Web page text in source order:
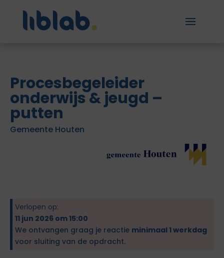
Procesbegeleider
onderwijs & jeugd –
putten
Gemeente Houten
Verlopen op:
11 jun 2026 om 15:00
We ontvangen graag je reactie minimaal 1 werkdag
voor sluiting van de opdracht.